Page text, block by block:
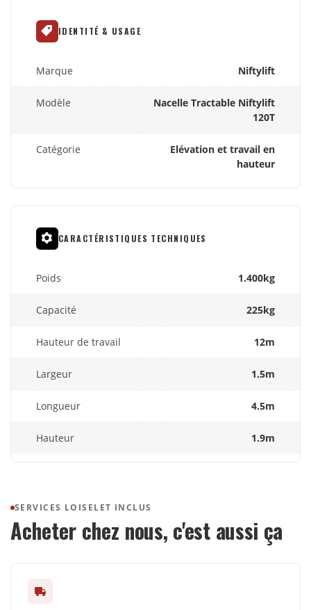
IDENTITÉ & USAGE
Marque Niftylift
Modèle
Nacelle Tractable Niftylift
120T
Catégorie
Elévation et travail en
hauteur
CARACTÉRISTIQUES TECHNIQUES
Poids 1.400kg
Capacité 225kg
Hauteur de travail 12m
Largeur 1.5m
Longueur 4.5m
Hauteur 1.9m
SERVICES LOISELET INCLUS
Acheter chez nous, c'est aussi ça